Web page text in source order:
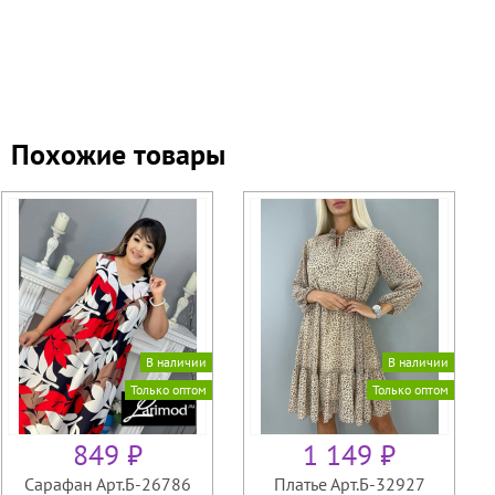
Похожие товары
В наличии
Только оптом
849 ₽
Сарафан Арт.Б-26786
В наличии
Только оптом
1 149 ₽
Платье Арт.Б-32927